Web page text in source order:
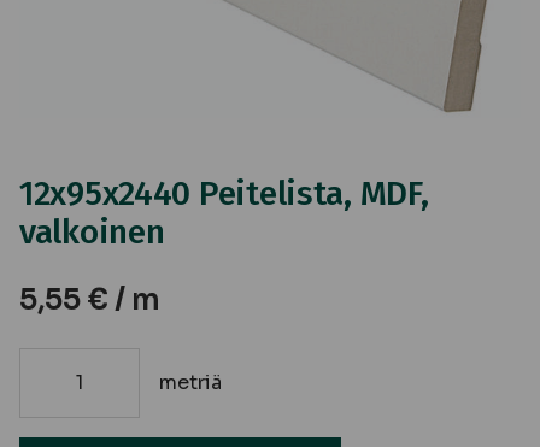
12x95x2440 Peitelista, MDF,
valkoinen
5,55 € / m
12x95x2440
metriä